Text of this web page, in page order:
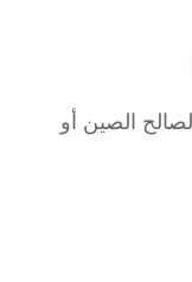
الصين أو